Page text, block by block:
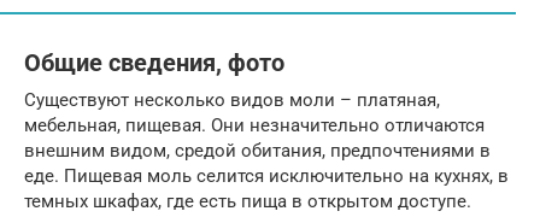
Общие сведения, фото
Существуют несколько видов моли – платяная,
мебельная, пищевая. Они незначительно отличаются
внешним видом, средой обитания, предпочтениями в
еде. Пищевая моль селится исключительно на кухнях, в
темных шкафах, где есть пища в открытом доступе.